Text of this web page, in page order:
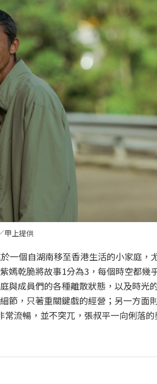
甲上提供
一個自湖南移至香港生活的小家庭，
嫣乾脆將故事1分為3，每個時空都幾
與成員們的各種離散狀態，以及時光
節，只著重關鍵戲的經營；另一方面
流暢，並不突兀，張叔平一向俐落